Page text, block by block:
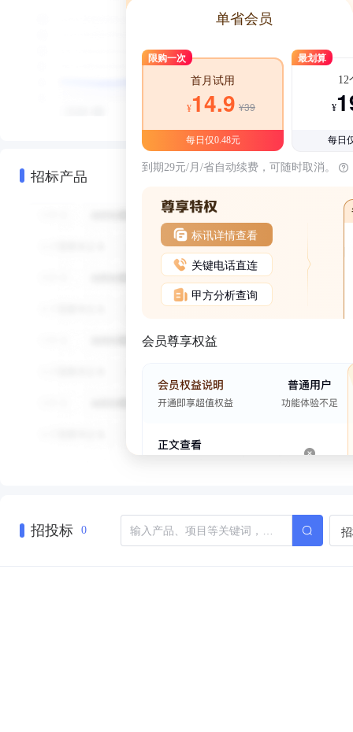
招标产品
单省会员
限购一次
首月试用
¥14.9 ¥39
每日仅0.48元
最划算
12
¥
每日
到期29元/月/省自动续费，可随时取消。
标讯详情查看
关键电话直连
甲方分析查询
会员尊享权益
招投标 0